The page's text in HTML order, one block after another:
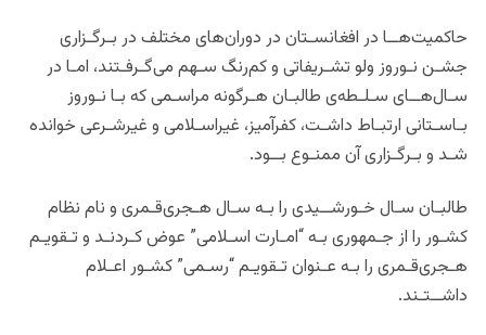
حاکمیت‌هــا در افغانسـتان در دوران‌های مختلف در بـرگـزاری
جشـن نـوروز ولو تشـریفاتی و کم‌‌رنگ سـهم می‌گـرفـتند، امـا در
سـال‌هــای سـلـطه‌ی طالبـان هـرگونه مراسـمی که بـا نـوروز
بـاسـتانی ارتبـاط داشـت، کفرآمیز، غیراسـلامی و غیرشـرعی خوانده
شـد و بـرگـزاری آن ممنـوع بــود.
طالبـان سـال خـورشــیدی را بـه سـال هـجری‌قـمری و نام نظام
کشـور را از جـمهوری بـه “امـارت اسـلامی” عوض کـردنـد و تـقویـم
هـجری‌قـمری را بـه عـنوان تـقویـم “رسـمی” کشـور اعـلام
داشــتـند.